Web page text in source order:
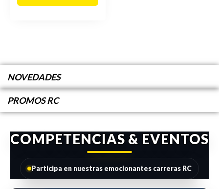
NOVEDADES
PROMOS RC
COMPETENCIAS & EVENTOS
Participa en nuestras emocionantes carreras RC